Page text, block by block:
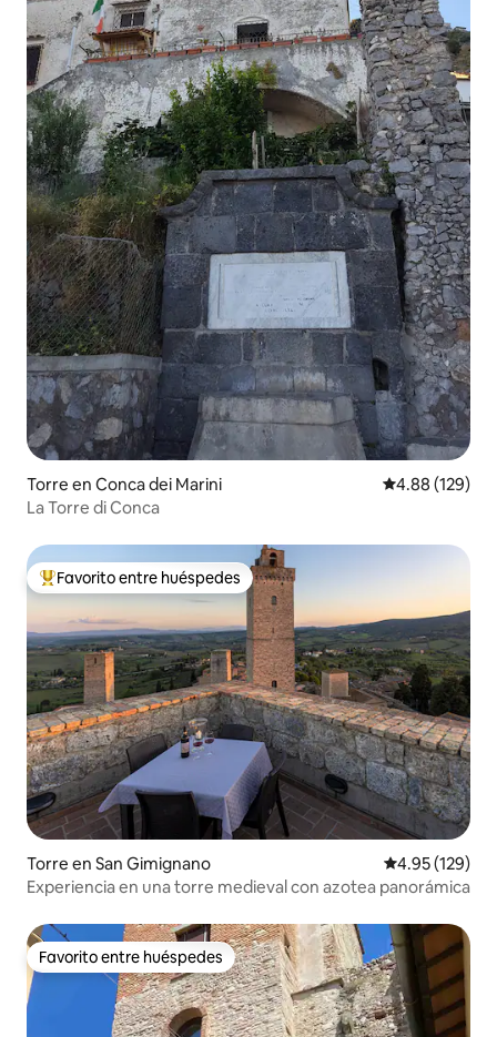
Torre en Conca dei Marini Calificación
4.88 (129)
La Torre di Conca
Favorito entre huéspedes preferido
Favorito entre huéspedes
Torre en San Gimignano Calificación
4.95 (129)
Experiencia en una torre medieval con azotea panorámica
Favorito entre huéspedes
Favorito entre huéspedes